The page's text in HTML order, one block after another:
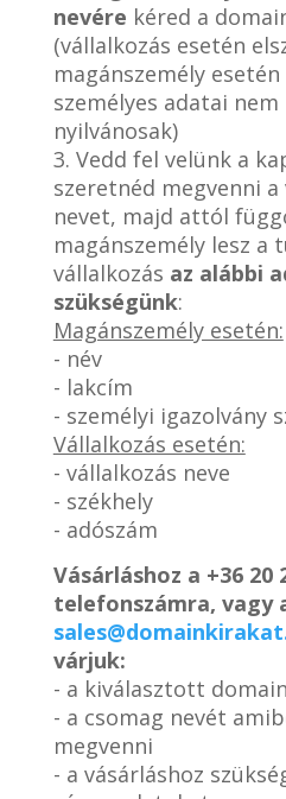
nevére kéred a
(vállalkozás esetén
magánszemély
személyes adatai nem
nyilvánosak)
3. Vedd fel velünk a
szeretnéd megvenni
nevet, majd attól
magánszemély lesz a
vállalkozás az alábbi
szükségünk:
Magánszemély esetén:
- név
- lakcím
- személyi igazolvány
Vállalkozás esetén:
- vállalkozás neve
- székhely
- adószám
Vásárláshoz a +36 20
telefonszámra, vagy
várjuk:
- a kiválasztott
- a csomag nevét
megvenni
- a vásárláshoz